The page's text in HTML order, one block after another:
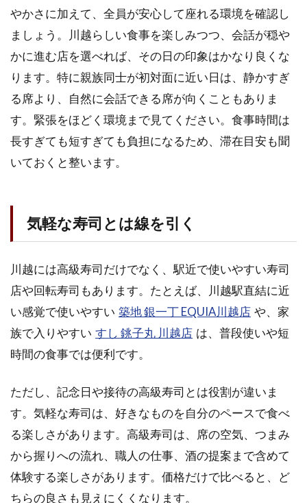
やかさに加えて、全員が安心して座れる環境を確認し
ましょう。川越らしい食事を楽しみつつ、会話が穏や
かに進む店を選べれば、その日の印象はかなり良くな
ります。特に親族同士が初対面に近い日は、静かすぎ
る席より、自然に会話できる席が向くこともありま
す。緊張をほどく環境まで見てください。食事時間は
長すぎても短すぎても負担になるため、滞在目安も聞
いておくと整います。
気軽な寿司とは線を引く
川越には高級寿司だけでなく、駅近で使いやすい寿司
店や回転寿司もあります。たとえば、川越駅直結に近
い感覚で使いやすい 築地 銀一丁 EQUIA川越店 や、家
族で入りやすい すし 銚子丸 川越店 は、普段使いや短
時間の食事では便利です。
ただし、記念日や接待の高級寿司とは役割が違いま
す。気軽な寿司は、好きなものを自分のペースで食べ
る楽しさがあります。高級寿司は、席の空気、つまみ
から握りへの流れ、職人の仕事、酒の提案まで含めて
体験する楽しさがあります。価格だけで比べると、ど
ちらの良さも見えにくくなります。